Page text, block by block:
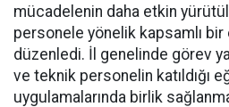
mücadelenin daha etkin
personele yönelik kapsamlı bir
düzenledi. İl genelinde görev
ve teknik personelin katıldığı
uygulamalarında birlik